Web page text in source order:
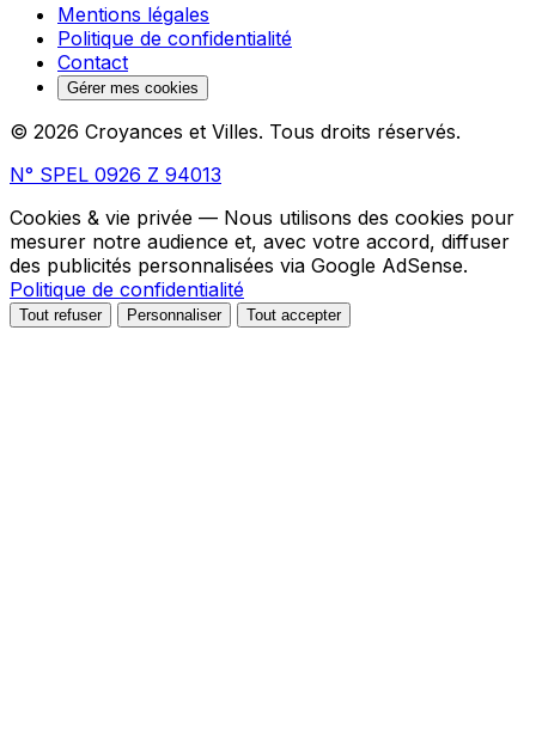
Mentions légales
Politique de confidentialité
Contact
Gérer mes cookies
© 2026 Croyances et Villes. Tous droits réservés.
N° SPEL 0926 Z 94013
Cookies & vie privée — Nous utilisons des cookies pour
mesurer notre audience et, avec votre accord, diffuser
des publicités personnalisées via Google AdSense.
Politique de confidentialité
Tout refuser Personnaliser Tout accepter